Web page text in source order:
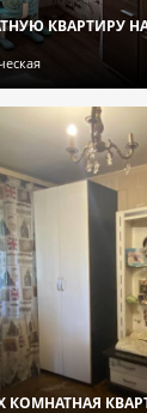
КВАРТИРУ
КОМНАТНАЯ